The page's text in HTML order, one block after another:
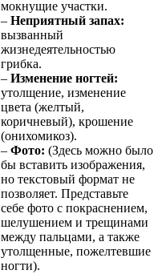
мокнущие участки.
– Неприятный запах:
вызванный
жизнедеятельностью
грибка.
– Изменение ногтей:
утолщение, изменение
цвета (желтый,
коричневый), крошение
(онихомикоз).
– Фото: (Здесь можно было
бы вставить изображения,
но текстовый формат не
позволяет. Представьте
себе фото с покраснением,
шелушением и трещинами
между пальцами, а также
утолщенные, пожелтевшие
ногти).